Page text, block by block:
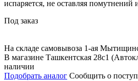
испаряется, не оставляя помутнений
Под заказ
На складе самовывоза 1-ая
В магазине Ташкентская 28с1
наличии
Подобрать аналог Сообщить о